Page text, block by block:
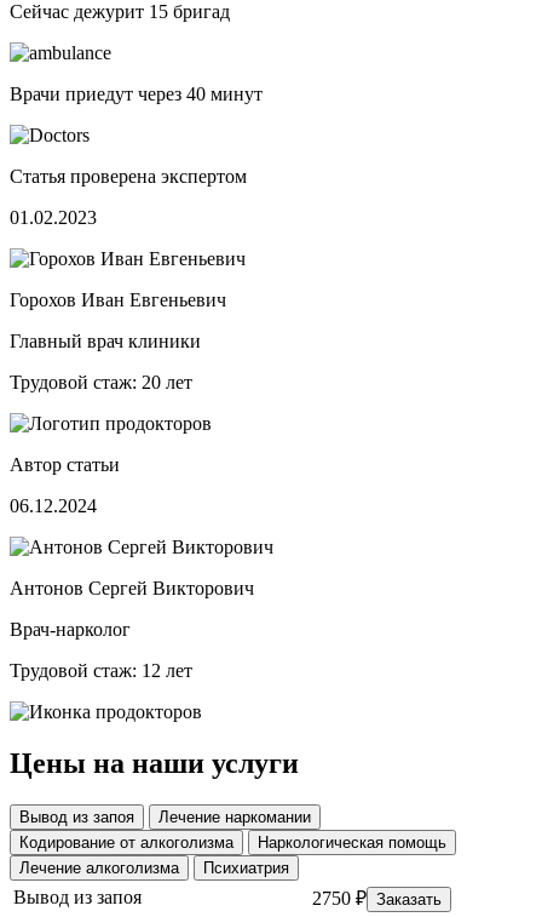
Сейчас дежурит 15 бригад
Врачи приедут через 40 минут
Статья проверена экспертом
01.02.2023
Горохов Иван Евгеньевич
Главный врач клиники
Трудовой стаж: 20 лет
Автор статьи
06.12.2024
Антонов Сергей Викторович
Врач-нарколог
Трудовой стаж: 12 лет
Цены на наши услуги
Вывод из запоя
Лечение наркомании
Кодирование от алкоголизма
Наркологическая помощь
Лечение алкоголизма
Психиатрия
Вывод из запоя 2750 ₽ Заказать